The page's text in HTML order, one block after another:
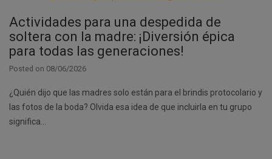
Actividades para una despedida de
soltera con la madre: ¡Diversión épica
para todas las generaciones!
Posted on 08/06/2026
¿Quién dijo que las madres solo están para el brindis protocolario y
las fotos de la boda? Olvida esa idea de que incluirla en tu grupo
significa…